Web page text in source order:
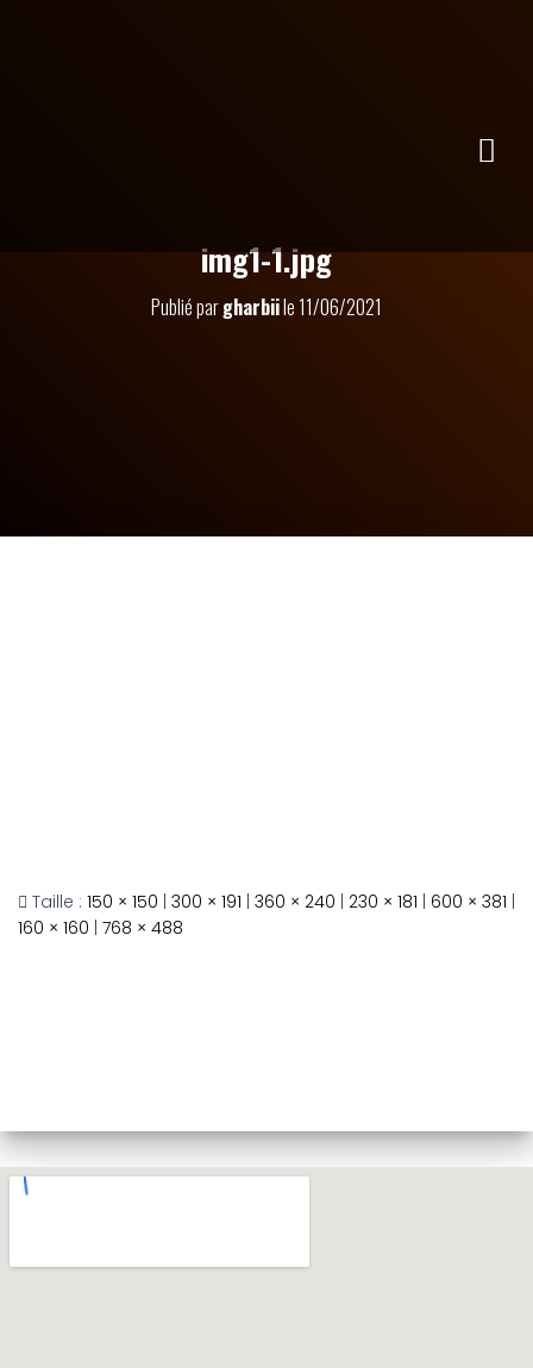
img1-1.jpg
Publié pargharbiile11/06/2021
Taille : 150 × 150 | 300 × 191 | 360 × 240 | 230 × 181 | 600 × 381 |
160 × 160 | 768 × 488